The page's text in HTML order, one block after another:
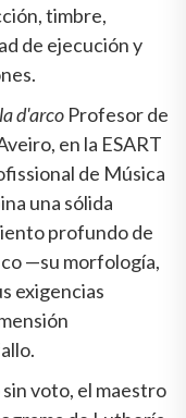
timbre,
de ejecución y
d'arco Profesor de
en la ESART
de Música
una sólida
profundo de
—su morfología,
exigencias
voto, el maestro